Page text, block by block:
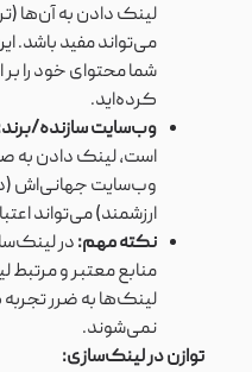
لینک دادن به آن‌ها
می‌تواند مفید باشد.
شما محتوای خود را بر
کرده‌اید.
وب‌سایت سازنده/
است، لینک دادن به
وب‌سایت جهانی‌اش
ارزشمند) می‌تواند
نکته مهم:در
منابع معتبر و
لینک‌ها به ضرر تجربه
نمی‌شوند.
توازن در لینک‌سازی: